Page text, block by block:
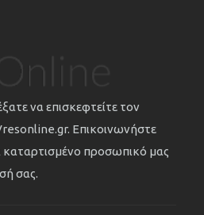
να επισκεφτείτε τον
Επικοινωνήστε
καταρτισμένο προσωπικό μας
σας.